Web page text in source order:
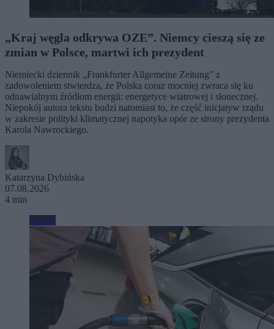
„Kraj węgla odkrywa OZE”. Niemcy cieszą się ze
zmian w Polsce, martwi ich prezydent
Niemiecki dziennik „Frankfurter Allgemeine Zeitung” z
zadowoleniem stwierdza, że Polska coraz mocniej zwraca się ku
odnawialnym źródłom energii: energetyce wiatrowej i słonecznej.
Niepokój autora tekstu budzi natomiast to, że część inicjatyw rządu
w zakresie polityki klimatycznej napotyka opór ze strony prezydenta
Karola Nawrockiego.
Katarzyna Dybińska
07.08.2026
4 min
Biznes